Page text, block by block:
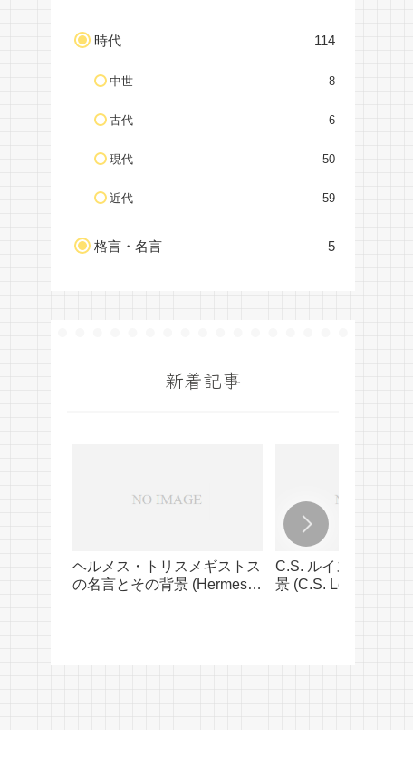
時代 114
中世 8
古代 6
現代 50
近代 59
格言・名言 5
新着記事
ヘルメス・トリスメギストス
の名言とその背景 (Hermes
C.S. ルイスの名言と
景 (C.S. Lewis’